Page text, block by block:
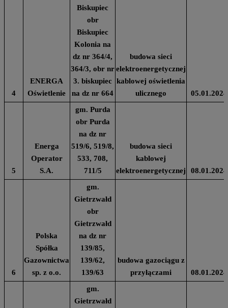
4
ENERGA
Oświetlenie
Biskupiec
obr
Biskupiec
Kolonia na
dz nr 364/4,
364/3, obr nr
3. biskupiec
na dz nr 664
budowa sieci
elektroenergetycznej
kablowej oświetlenia
ulicznego
05.01.2024
5
Energa
Operator
S.A.
gm. Purda
obr Purda
na dz nr
519/6, 519/8,
533, 708,
711/5
budowa sieci
kablowej
elektroenergetycznej
08.01.2024
6
Polska
Spółka
Gazownictwa
sp. z o.o.
gm.
Gietrzwałd
obr
Gietrzwałd
na dz nr
139/85,
139/62,
139/63
budowa gazociągu z
przyłączami
08.01.2024
gm.
Gietrzwałd